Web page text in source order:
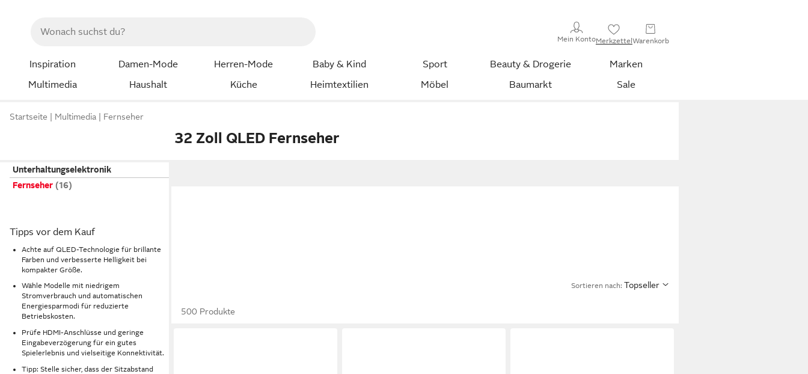
Mein KontoMerkzettelWarenkorb
Inspiration Damen-Mode Herren-Mode Baby & Kind Sport Beauty & Drogerie
Marken
Multimedia
Haushalt Küche Heimtextilien Möbel Baumarkt Sale
Startseite Multimedia Fernseher
32 Zoll QLED Fernseher
Unterhaltungselektronik
Fernseher
Tipps vor dem Kauf
Achte auf QLED-Technologie für brillante
Farben und verbesserte Helligkeit bei
kompakter Größe.
Wähle Modelle mit niedrigem
Stromverbrauch und automatischen
Energiesparmodi für reduzierte
Betriebskosten.
Prüfe HDMI-Anschlüsse und geringe
Eingabeverzögerung für ein gutes
Spielerlebnis und vielseitige Konnektivität.
Tipp: Stelle sicher, dass der Sitzabstand
Sortieren nach: Topseller
500 Produkte